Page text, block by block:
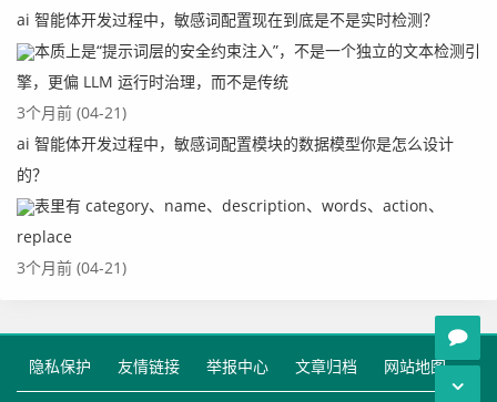
ai 智能体开发过程中，敏感词配置现在到底是不是实时检测？
本质上是“提示词层的安全约束注入”，不是一个独立的文本检测引
擎，更偏 LLM 运行时治理，而不是传统
3个月前 (04-21)
ai 智能体开发过程中，敏感词配置模块的数据模型你是怎么设计
的？
表里有 category、name、description、words、action、
replace
3个月前 (04-21)
隐私保护 友情链接 举报中心 文章归档 网站地图